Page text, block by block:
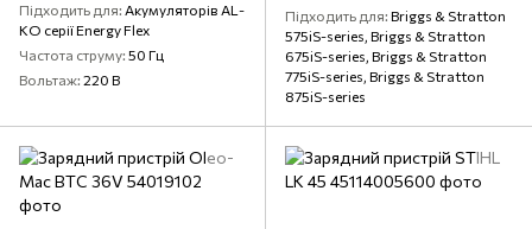
Підходить для Акумуляторів AL-
KO серії Energy Flex
Частота струму 50 Гц
Вольтаж 220 В
Підходить для Briggs & Stratton
575iS-series, Briggs & Stratton
675iS-series, Briggs & Stratton
775iS-series, Briggs & Stratton
875iS-series